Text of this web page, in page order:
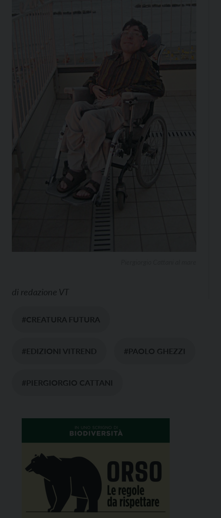
di redazione VT
#CREATURA FUTURA
#EDIZIONI VITREND #PAOLO GHEZZI
#PIERGIORGIO CATTANI